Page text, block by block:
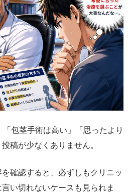
包茎手術は高い」「思ったより
稿が少なくありません。
確認すると、必ずしもクリニッ
い切れないケースも見られま